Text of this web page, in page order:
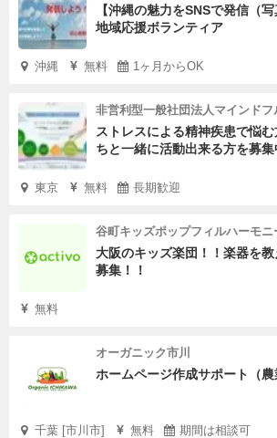
【沖縄の魅力をSNSで発信（
地域応援ボランティア
沖縄 無料 1ヶ月からOK
非営利型一般社団法人マインドフ
ストレスによる精神疾患で悩
ちと一緒に活動出来る方を募集
東京 無料 長期歓迎
谷町キッズポップフィルハーモニ
大阪のキッズ楽団！！楽器を
募集！！
無料
オーガニック市川
ホームページ作成サポート（農
千葉 [市川市] 無料 期間は相談可